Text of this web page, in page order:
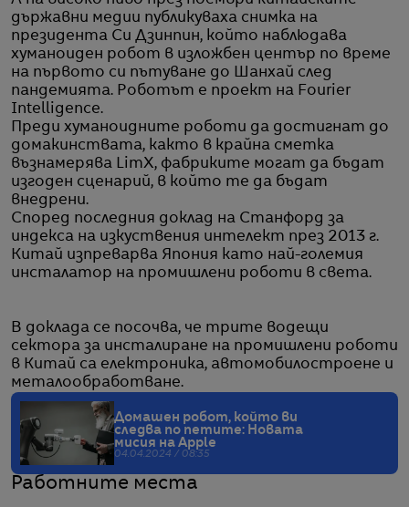
държавни медии публикуваха снимка на
президента Си Дзинпин, който наблюдава
хуманоиден робот в изложбен център по време
на първото си пътуване до Шанхай след
пандемията. Роботът е проект на Fourier
Intelligence.
Преди хуманоидните роботи да достигнат до
домакинствата, както в крайна сметка
възнамерява LimX, фабриките могат да бъдат
изгоден сценарий, в който те да бъдат
внедрени.
Според последния доклад на Станфорд за
индекса на изкуствения интелект през 2013 г.
Китай изпреварва Япония като най-големия
инсталатор на промишлени роботи в света.
В доклада се посочва, че трите водещи
сектора за инсталиране на промишлени роботи
в Китай са електроника, автомобилостроене и
металообработване.
Домашен робот, който ви
следва по петите: Новата
мисия на Apple
04.04.2024 / 08:35
Работните места